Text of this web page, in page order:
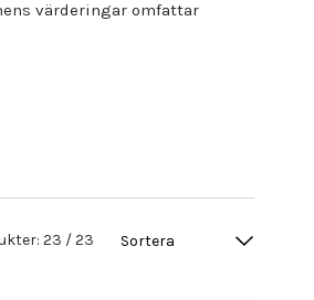
värderingar omfattar
23 /23